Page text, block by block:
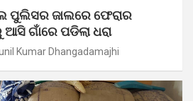
ପୁଲିସର ଜାଲରେ ଫେରାର
ଗାଁରେ ପଡିଲା ଧରା
Kumar Dhangadamajhi